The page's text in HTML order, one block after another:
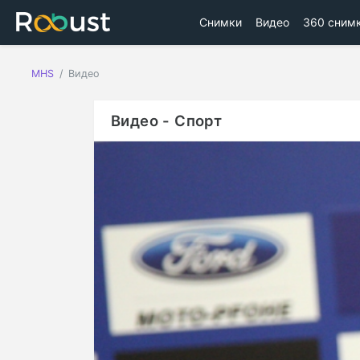
Снимки Видео 360
MHS Видео
Видео - Спорт